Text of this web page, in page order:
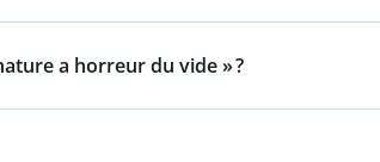
a horreur du vide » ?